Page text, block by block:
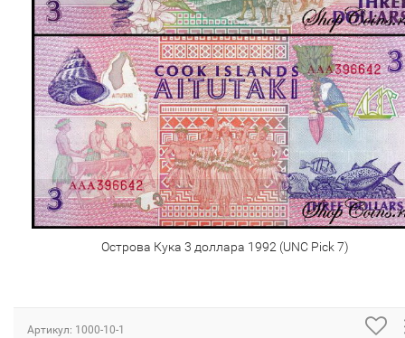
Острова Кука 3 доллара 1992 (UNC Pick 7)
Артикул: 1000-10-1